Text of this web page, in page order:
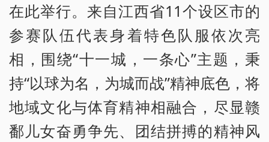
在此举行。来自江西省11个设区市的
参赛队伍代表身着特色队服依次亮
相，围绕“十一城，一条心”主题，秉
持“以球为名，为城而战”精神底色，将
地域文化与体育精神相融合，尽显赣
鄱儿女奋勇争先、团结拼搏的精神风